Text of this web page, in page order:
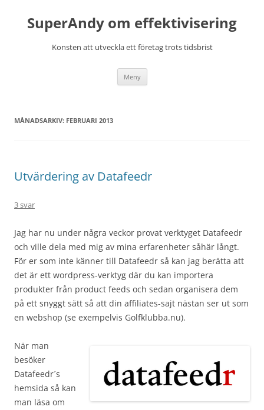
innehåll
SuperAndy om effektivisering
Konsten att utveckla ett företag trots tidsbrist
Meny
MÅNADSARKIV: FEBRUARI 2013
Utvärdering av Datafeedr
3 svar
Jag har nu under några veckor provat verktyget Datafeedr
och ville dela med mig av mina erfarenheter såhär långt.
För er som inte känner till Datafeedr så kan jag berätta att
det är ett wordpress-verktyg där du kan importera
produkter från product feeds och sedan organisera dem
på ett snyggt sätt så att din affiliates-sajt nästan ser ut som
en webshop (se exempelvis Golfklubba.nu).
När man
besöker
Datafeedr´s
hemsida så kan
man läsa om